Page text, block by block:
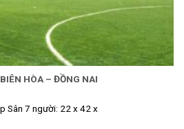
HÒA – ĐỒNG NAI
Sân 7 người: 22 x 42 x